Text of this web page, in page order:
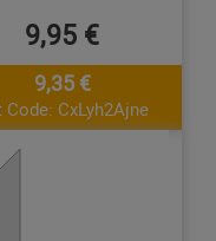
9,95 €
9,35 €
Code: CxLyh2Ajne